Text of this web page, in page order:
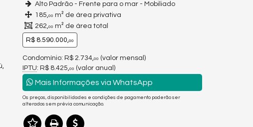
Alto Padrão - Frente para o mar - Mobiliado
185,00 m² de área privativa
262,00 m² de área total
R$ 8.590.000,00
Condomínio: R$ 2.734, 00 (valor mensal)
IPTU: R$ 8.425, 00 (valor anual)
Mais Informações via WhatsApp
Os preços, disponibilidades e condições de pagamento poderão ser
alterados sem prévia comunicação.